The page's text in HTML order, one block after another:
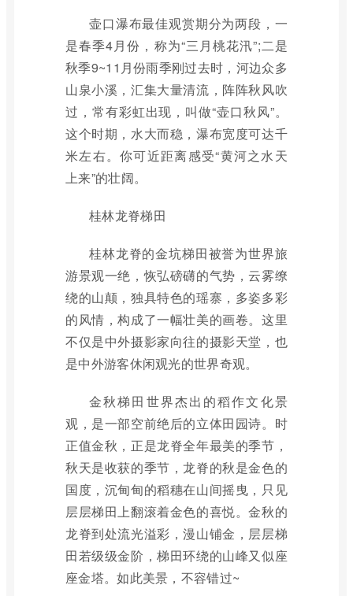
壶口瀑布最佳观赏期分为两段，一
是春季4月份，称为“三月桃花汛”;二是
秋季9~11月份雨季刚过去时，河边众多
山泉小溪，汇集大量清流，阵阵秋风吹
过，常有彩虹出现，叫做“壶口秋风”。
这个时期，水大而稳，瀑布宽度可达千
米左右。你可近距离感受“黄河之水天
上来”的壮阔。
桂林龙脊梯田
桂林龙脊的金坑梯田被誉为世界旅
游景观一绝，恢弘磅礴的气势，云雾缭
绕的山颠，独具特色的瑶寨，多姿多彩
的风情，构成了一幅壮美的画卷。这里
不仅是中外摄影家向往的摄影天堂，也
是中外游客休闲观光的世界奇观。
金秋梯田世界杰出的稻作文化景
观，是一部空前绝后的立体田园诗。时
正值金秋，正是龙脊全年最美的季节，
秋天是收获的季节，龙脊的秋是金色的
国度，沉甸甸的稻穗在山间摇曳，只见
层层梯田上翻滚着金色的喜悦。金秋的
龙脊到处流光溢彩，漫山铺金，层层梯
田若级级金阶，梯田环绕的山峰又似座
座金塔。如此美景，不容错过~